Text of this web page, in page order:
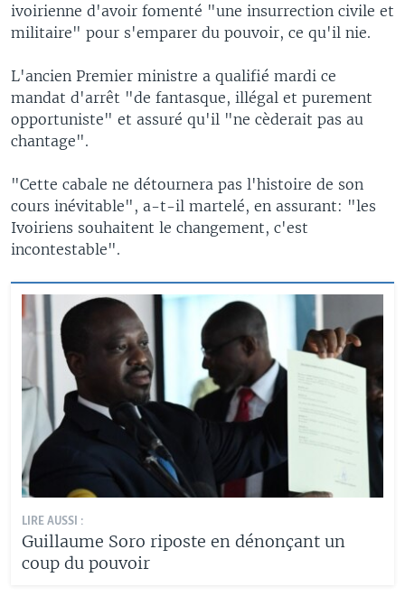
ivoirienne d'avoir fomenté "une insurrection civile et
militaire" pour s'emparer du pouvoir, ce qu'il nie.
L'ancien Premier ministre a qualifié mardi ce
mandat d'arrêt "de fantasque, illégal et purement
opportuniste" et assuré qu'il "ne cèderait pas au
chantage".
"Cette cabale ne détournera pas l'histoire de son
cours inévitable", a-t-il martelé, en assurant: "les
Ivoiriens souhaitent le changement, c'est
incontestable".
LIRE AUSSI :
Guillaume Soro riposte en dénonçant un
coup du pouvoir